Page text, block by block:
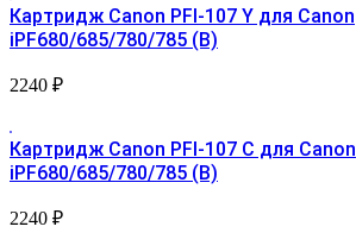
Картридж Canon PFI-107 Y для Canon
iPF680/685/780/785 (B)
2240 ₽
Картридж Canon PFI-107 С для Canon
iPF680/685/780/785 (B)
2240 ₽